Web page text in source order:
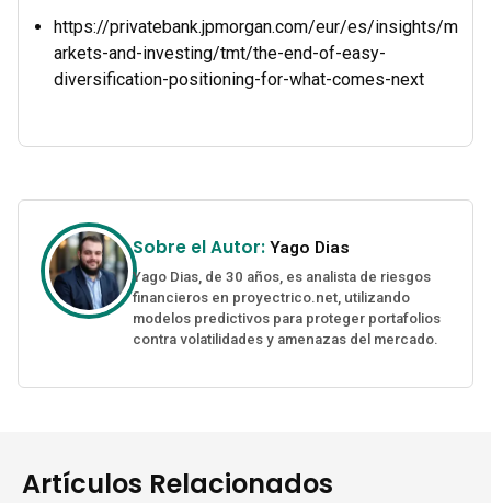
https://privatebank.jpmorgan.com/eur/es/insights/m
arkets-and-investing/tmt/the-end-of-easy-
diversification-positioning-for-what-comes-next
Sobre el Autor: Yago Dias
Yago Dias, de 30 años, es analista de riesgos
financieros en proyectrico.net, utilizando
modelos predictivos para proteger portafolios
contra volatilidades y amenazas del mercado.
Artículos Relacionados